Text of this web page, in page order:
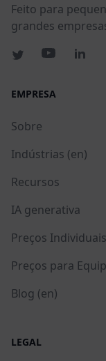
Feito para
grandes
EMPRESA
Sobre
Indústrias (en)
Recursos
IA generativa
Preços
Preços para
Blog (en)
LEGAL